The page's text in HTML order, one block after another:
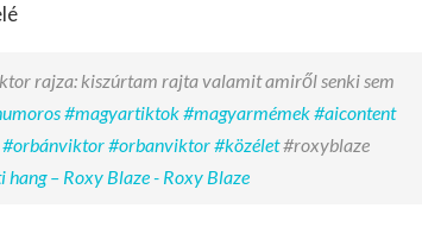
rajza: kiszúrtam rajta valamit amiről senki sem
#magyartiktok#magyarmémek#aicontent
#orbánviktor#orbanviktor#közélet#roxyblaze
– Roxy Blaze - Roxy Blaze